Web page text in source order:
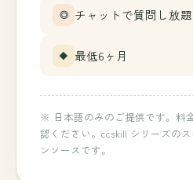
◎ チャットで質問し放題
◆ 最低6ヶ月
※ 日本語のみのご提供です。料
認ください。ccskill シリーズの
ンソースです。